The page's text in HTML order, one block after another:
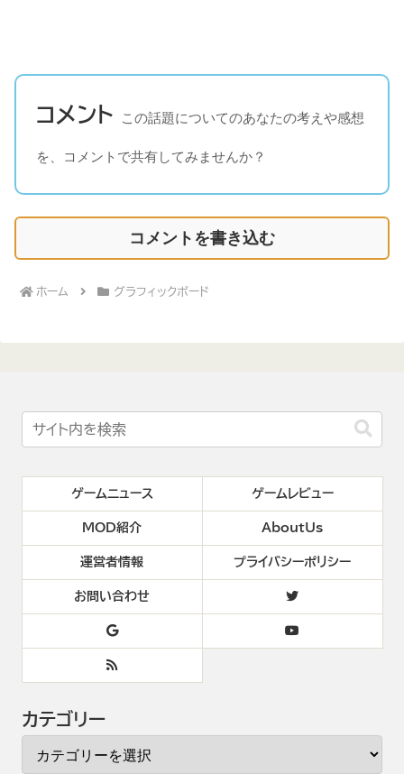
コメント この話題についてのあなたの考えや感想
を、コメントで共有してみませんか？
コメントを書き込む
ホーム グラフィックボード
ゲームニュース ゲームレビュー
MOD紹介 AboutUs
運営者情報 プライバシーポリシー
お問い合わせ
カテゴリー